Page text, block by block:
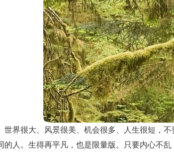
世界很大、风景很美、机会很多、人生很短，
的人。生得再平凡，也是限量版。只要内心不